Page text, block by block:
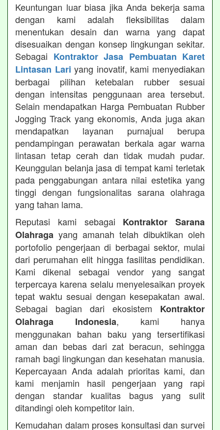
Keuntungan luar biasa jika Anda bekerja sama
dengan kami adalah fleksibilitas dalam
menentukan desain dan warna yang dapat
disesuaikan dengan konsep lingkungan sekitar.
Sebagai Kontraktor Jasa Pembuatan Karet
Lintasan Lari yang inovatif, kami menyediakan
berbagai pilihan ketebalan rubber sesuai
dengan intensitas penggunaan area tersebut.
Selain mendapatkan Harga Pembuatan Rubber
Jogging Track yang ekonomis, Anda juga akan
mendapatkan layanan purnajual berupa
pendampingan perawatan berkala agar warna
lintasan tetap cerah dan tidak mudah pudar.
Keunggulan belanja jasa di tempat kami terletak
pada penggabungan antara nilai estetika yang
tinggi dengan fungsionalitas sarana olahraga
yang tahan lama.
Reputasi kami sebagai Kontraktor Sarana
Olahraga yang amanah telah dibuktikan oleh
portofolio pengerjaan di berbagai sektor, mulai
dari perumahan elit hingga fasilitas pendidikan.
Kami dikenal sebagai vendor yang sangat
terpercaya karena selalu menyelesaikan proyek
tepat waktu sesuai dengan kesepakatan awal.
Sebagai bagian dari ekosistem Kontraktor
Olahraga Indonesia, kami hanya
menggunakan bahan baku yang tersertifikasi
aman dan bebas dari zat beracun, sehingga
ramah bagi lingkungan dan kesehatan manusia.
Kepercayaan Anda adalah prioritas kami, dan
kami menjamin hasil pengerjaan yang rapi
dengan standar kualitas bagus yang sulit
ditandingi oleh kompetitor lain.
Kemudahan dalam proses konsultasi dan survei